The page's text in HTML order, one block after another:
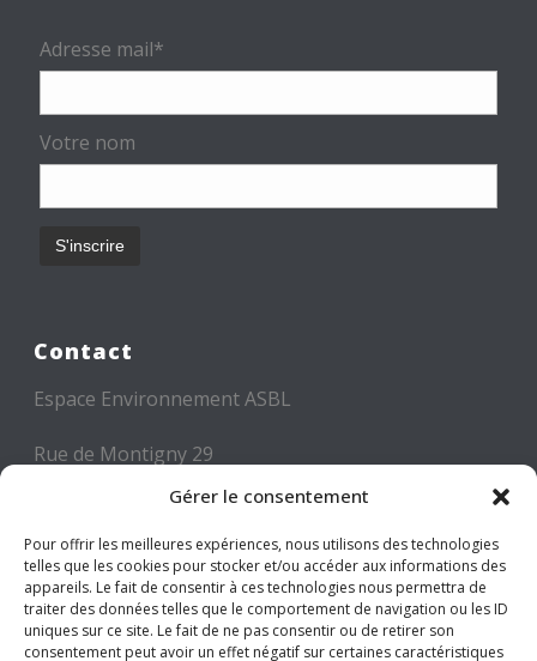
Gérer le consentement
Pour offrir les meilleures expériences, nous utilisons des technologies
telles que les cookies pour stocker et/ou accéder aux informations des
appareils. Le fait de consentir à ces technologies nous permettra de
traiter des données telles que le comportement de navigation ou les ID
uniques sur ce site. Le fait de ne pas consentir ou de retirer son
consentement peut avoir un effet négatif sur certaines caractéristiques
Adresse mail*
Votre nom
Contact
Espace Environnement ASBL
Rue de Montigny 29
6000 CHARLEROI
Tél: +32 71 300 300
Mail: info@espace-environnement.be
TVA BE 0416.116.340